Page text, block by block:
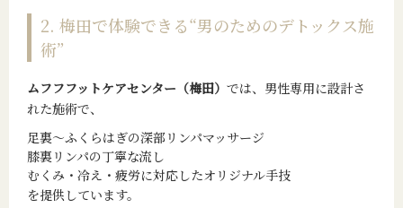
2. 梅田で体験できる“男のためのデトックス施
術”
ムフフフットケアセンター（梅田） では、男性専用に設計さ
れた施術で、
足裏～ふくらはぎの深部リンパマッサージ
膝裏リンパの丁寧な流し
むくみ・冷え・疲労に対応したオリジナル手技
を提供しています。